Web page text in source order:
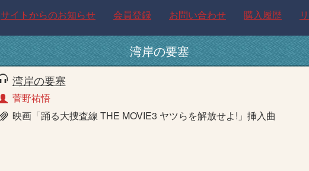
サイトからのお知らせ 会員登録 お問い合わせ 購入履歴
湾岸の要塞
湾岸の要塞
菅野祐悟
映画「踊る大捜査線 THE MOVIE3 ヤツらを解放せよ!」挿入曲